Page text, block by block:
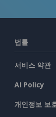
법률
서비스 약관
AI Policy
개인정보 보